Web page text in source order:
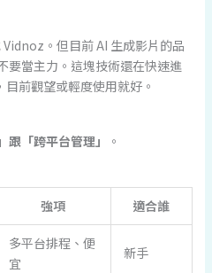
Vidnoz。但目前 AI 生成影片的品
要當主力。這塊技術還在快速進
前觀望或輕度使用就好。
「跨平台管理」
。
強項 適合誰
多平台排程、便
宜
新手